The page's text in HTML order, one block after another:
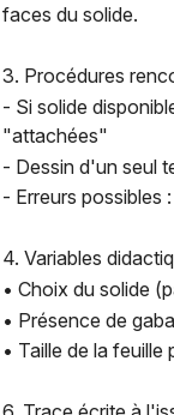
faces du solide.
3. Procédures
- Si solide
"attachées"
- Dessin d'un seul
- Erreurs possibles
4. Variables
• Choix du solide
• Présence de
• Taille de la